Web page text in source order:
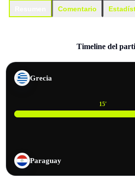
Comentario
Timeline del
Grecia
15'
Paraguay